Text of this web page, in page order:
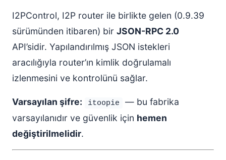
I2PControl, I2P router ile birlikte gelen (0.9.39
sürümünden itibaren) bir JSON-RPC 2.0
API’sidir. Yapılandırılmış JSON istekleri
aracılığıyla router’ın kimlik doğrulamalı
izlenmesini ve kontrolünü sağlar.
Varsayılan şifre: itoopie
— bu fabrika
varsayılanıdır ve güvenlik için hemen
değiştirilmelidir.